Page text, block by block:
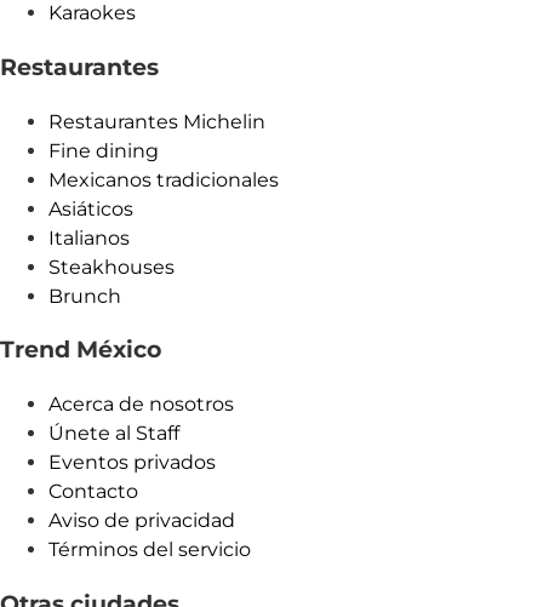
Karaokes
Restaurantes
Restaurantes Michelin
Fine dining
Mexicanos tradicionales
Asiáticos
Italianos
Steakhouses
Brunch
Trend México
Acerca de nosotros
Únete al Staff
Eventos privados
Contacto
Aviso de privacidad
Términos del servicio